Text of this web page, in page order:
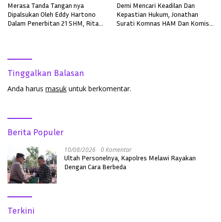
Merasa Tanda Tangan nya
Dipalsukan Oleh Eddy Hartono
Dalam Penerbitan 21 SHM, Rita
Demi Mencari Keadilan Dan
Kepastian Hukum, Jonathan
Surati Komnas HAM Dan Komisi
Tinggalkan Balasan
Anda harus masuk untuk berkomentar.
Berita Populer
10/08/2026 0 Komentar
Ultah Personelnya, Kapolres Melawi Rayakan
Dengan Cara Berbeda
Terkini